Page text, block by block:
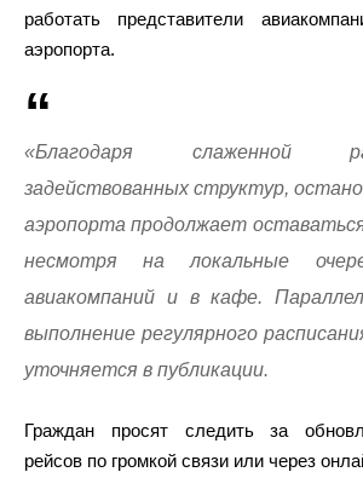
работать представители
аэропорта.
«Благодаря слаженной
задействованных структур,
аэропорта продолжает
несмотря на локальные
авиакомпаний и в кафе.
выполнение регулярного
уточняется в публикации.
Граждан просят следить за
рейсов по громкой связи или через